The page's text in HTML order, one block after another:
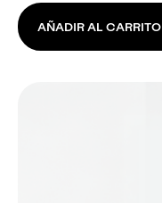
AÑADIR AL CARRITO